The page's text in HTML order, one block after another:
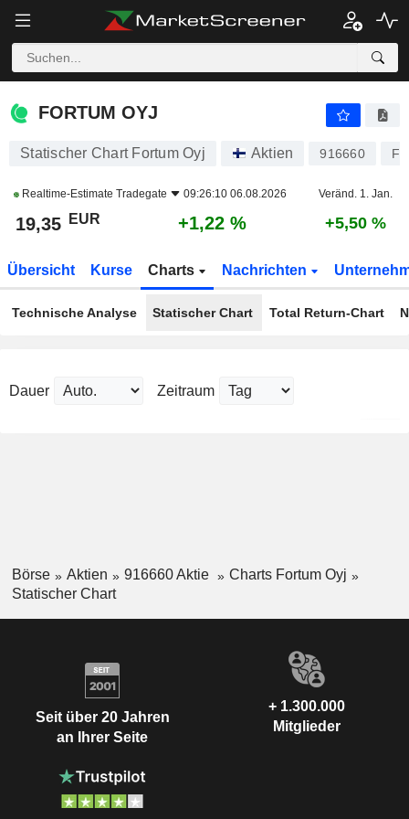
FORTUM OYJ
FORTUM OYJ
Statischer Chart Fortum Oyj Aktien 916660
Realtime-Estimate Tradegate 09:26:10 06.08.2026 Veränd. 1. Jan.
19,35 EUR +1,22 % +5,50 %
Übersicht Kurse Charts Nachrichten
Technische Analyse Statischer Chart Total Return-Chart
Dauer Zeitraum
Börse Aktien 916660 Aktie
Charts Fortum Oyj
Statischer Chart
Seit über 20 Jahren
an Ihrer Seite
+ 1.300.000
Mitglieder